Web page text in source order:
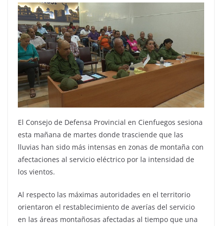
El Consejo de Defensa Provincial en Cienfuegos sesiona
esta mañana de martes donde trasciende que las
lluvias han sido más intensas en zonas de montaña con
afectaciones al servicio eléctrico por la intensidad de
los vientos.
Al respecto las máximas autoridades en el territorio
orientaron el restablecimiento de averías del servicio
en las áreas montañosas afectadas al tiempo que una